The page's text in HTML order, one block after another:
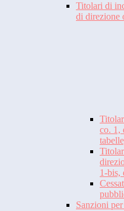
Titolari di
di direzione
co. 1,
1-bis,
Sanzioni